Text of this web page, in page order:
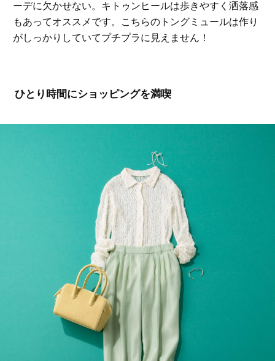
ーデに欠かせない。キトゥンヒールは歩きやすく洒落感
もあってオススメです。こちらのトングミュールは作り
がしっかりしていてプチプラに見えません！
ひとり時間にショッピングを満喫